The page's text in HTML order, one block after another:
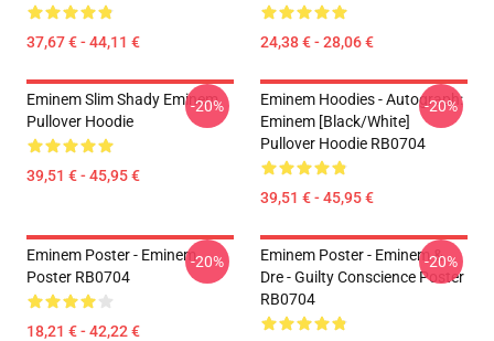
37,67 € - 44,11 € 24,38 € - 28,06 €
Eminem Slim Shady Eminem
Pullover Hoodie
39,51 € - 45,95 €
-20%
Eminem Hoodies - Autograph:
Eminem [Black/White]
Pullover Hoodie RB0704
39,51 € - 45,95 €
-20%
Eminem Poster - Eminem
Poster RB0704
18,21 € - 42,22 €
-20%
Eminem Poster - Eminem &
Dre - Guilty Conscience Poster
RB0704
-20%